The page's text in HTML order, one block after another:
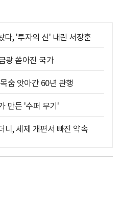
다, '투자의 신' 내린 서장훈
광 쏟아진 국가
숨 앗아간 60년 관행
만든 '수퍼 무기'
니, 세제 개편서 빠진 약속